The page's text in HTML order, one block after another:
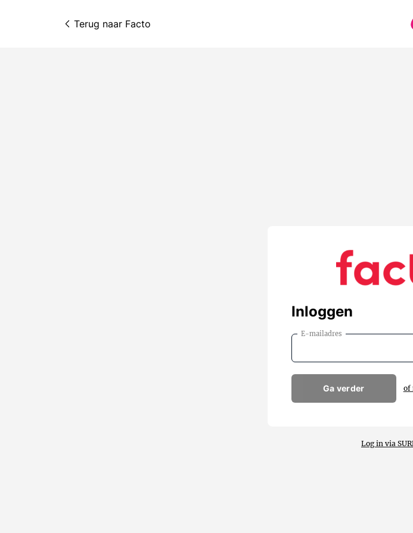
Terug naar Facto
Inloggen
E-mailadres
Ga verder of
Log in via